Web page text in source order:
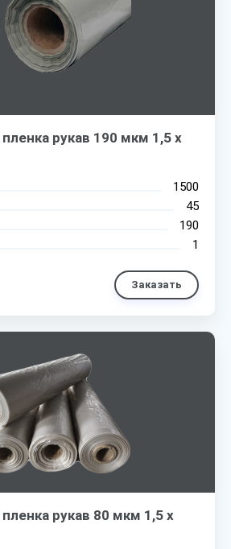
рукав 190 мкм 1,5 х
1500
45
190
1
Заказать
рукав 80 мкм 1,5 х